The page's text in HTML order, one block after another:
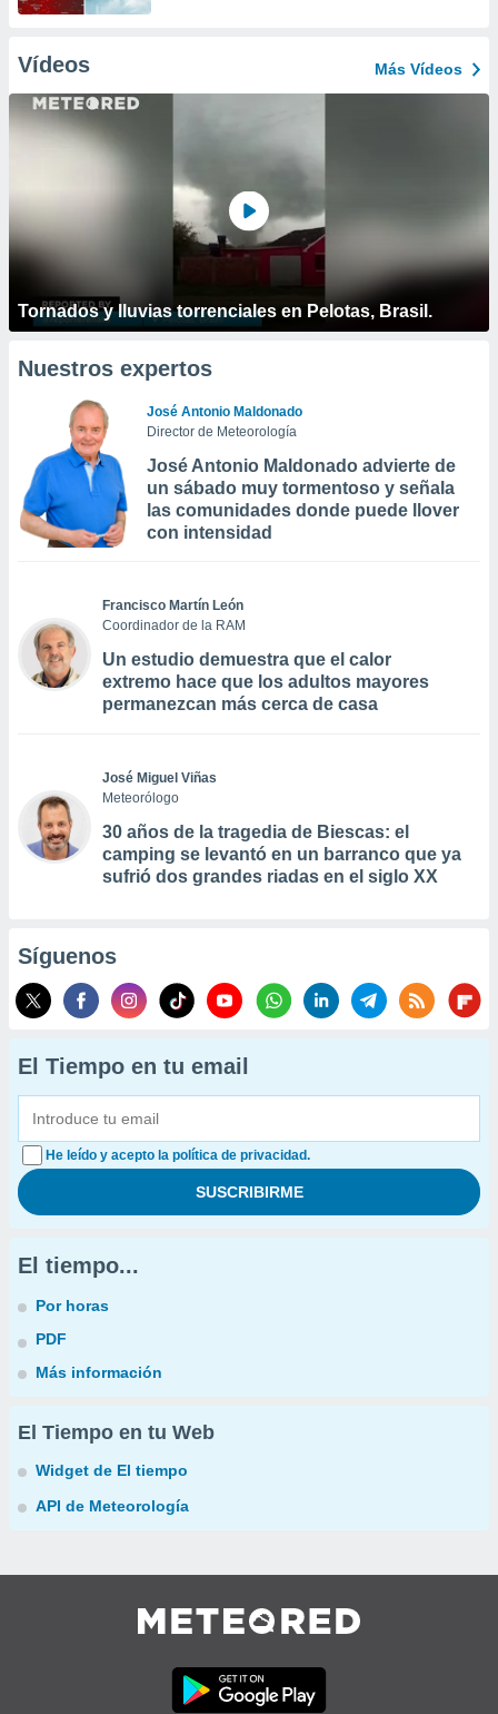
Vídeos Más Vídeos
Tornados y lluvias torrenciales en Pelotas, Brasil.
Nuestros expertos
José Antonio Maldonado
Director de Meteorología
José Antonio Maldonado advierte de
un sábado muy tormentoso y señala
las comunidades donde puede llover
con intensidad
Francisco Martín León
Coordinador de la RAM
Un estudio demuestra que el calor
extremo hace que los adultos mayores
permanezcan más cerca de casa
José Miguel Viñas
Meteorólogo
30 años de la tragedia de Biescas: el
camping se levantó en un barranco que ya
sufrió dos grandes riadas en el siglo XX
Síguenos
El Tiempo en tu email
He leído y acepto la política de privacidad.
El tiempo...
Por horas
PDF
Más información
El Tiempo en tu Web
Widget de El tiempo
API de Meteorología